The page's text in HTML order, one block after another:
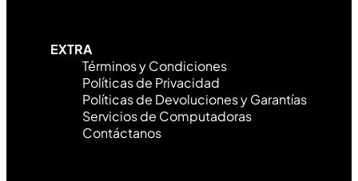
EXTRA
Términos y Condiciones
Políticas de Privacidad
Políticas de Devoluciones y Garantías
Servicios de Computadoras
Contáctanos